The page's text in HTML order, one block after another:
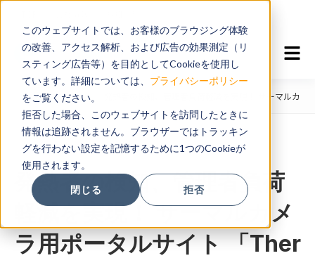
このウェブサイトでは、お客様のブラウジング体験
の改善、アクセス解析、および広告の効果測定（リ
スティング広告等）を目的としてCookieを使用し
ています。詳細については、 プライバシーポリシー
をご覧ください。
拒否した場合、このウェブサイトを訪問したときに
情報は追跡されません。ブラウザーではトラッキン
グを行わない設定を記憶するために1つのCookieが
使用されます。
閉じる 拒否
TOP 新着情報 発熱者の検知、管理者負荷軽減を実現！ サーマルカ
2020.09.17
発熱者の検知、管理者負荷
軽減を実現！ サーマルカメ
ラ用ポータルサイト 「Ther